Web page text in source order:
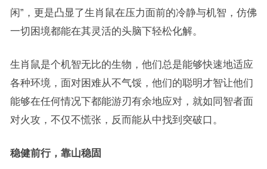
闲”，更是凸显了生肖鼠在压力面前的冷静与机智，仿佛
一切困境都能在其灵活的头脑下轻松化解。
生肖鼠是个机智无比的生物，他们总是能够快速地适应
各种环境，面对困难从不气馁，他们的聪明才智让他们
能够在任何情况下都能游刃有余地应对，就如同智者面
对火攻，不仅不慌张，反而能从中找到突破口。
稳健前行，靠山稳固